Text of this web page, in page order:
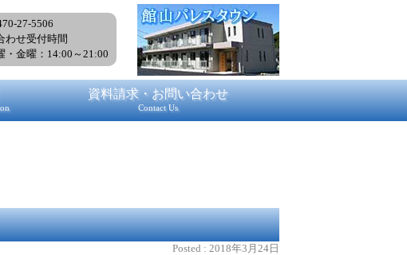
27-5506
わせ受付時間
・金曜 ： 14:00～21:00
資料請求・お問い合わせ
Contact Us
Posted : 2018年3月24日